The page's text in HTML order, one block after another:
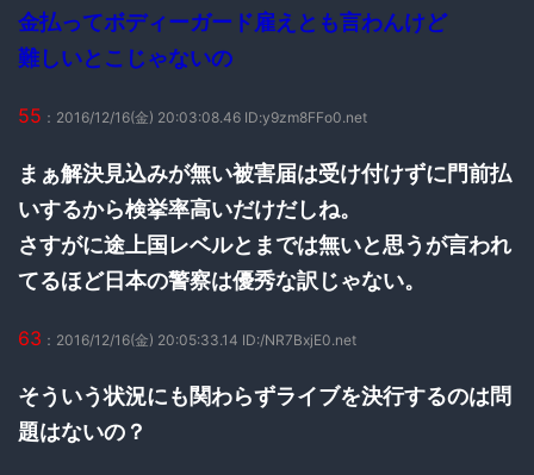
金払ってボディーガード雇えとも言わんけど
難しいとこじゃないの
55 ：2016/12/16(金) 20:03:08.46 ID:y9zm8FFo0.net
まぁ解決見込みが無い被害届は受け付けずに門前払
いするから検挙率高いだけだしね。
さすがに途上国レベルとまでは無いと思うが言われ
てるほど日本の警察は優秀な訳じゃない。
63 ：2016/12/16(金) 20:05:33.14 ID:/NR7BxjE0.net
そういう状況にも関わらずライブを決行するのは問
題はないの？